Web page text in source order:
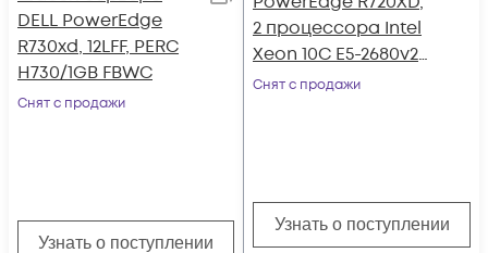
DELL PowerEdge
R730xd, 12LFF, PERC
H730/1GB FBWC
Снят с продажи
Узнать о поступлении
2 процессора Intel
Xeon 10C E5-2680v2
2.80GHz, 64GB
Снят с продажи
Узнать о поступлении